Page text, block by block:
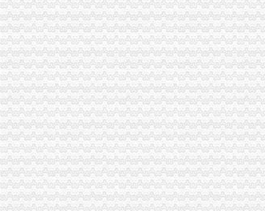
万州局一元注册公司畅通柑橘运销绿通道保护果农合法权益
巫溪局深入达贯彻的一元注册公司十七届三中全会精
丰都局重庆免费注册公司切实推进知名商标认定工作
石柱局0元注册公司采取有效措施开展食品安全宣周活动
全市一元注册公司流程工商系统次电子商务监管工作业务培训会成功举办
市工商局召开全系统达贯彻市委三届四次全委会精、0元注册公司深入学习实践
南川局推行“三结合”免费注册公司票据创新食品安全监管模式
万州局1元注册公司丰富学习载体开展七项调研活动
永川局积开展合同帮农工作致力于服务“三农”重庆免费注册公司发展
梁平局一元注册公司流程队伍教育培训呈现四大点
巴南局0元注册公司五项措施化企业年检
石柱局以“五个化”1元注册公司推进市场主体信用分类监管
南川局1元注册公司抓好三个环节开展述职述廉活动
巫山局重庆一元注册公司确保中国重庆长江三峡第二届国际红叶节圆满举办
潼南局全面落实惠农政策加快培育多元化市0元注册公司场主体
巫溪局0元注册公司白鹿所四方面突击检查校园周边环境
巴南局0元注册公司四创新四创优提高登记管理水平